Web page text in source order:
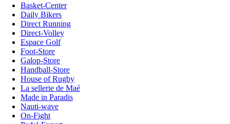
Basket-Center
Daily Bikers
Direct Running
Direct-Volley
Espace Golf
Foot-Store
Galop-Store
Handball-Store
House of Rugby
La sellerie de Maé
Made in Paradis
Nauti-wave
On-Fight